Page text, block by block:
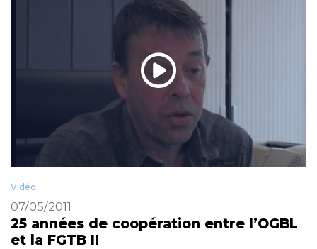
Vidéo
07/05/2011
25 années de coopération entre l’OGBL
et la FGTB II